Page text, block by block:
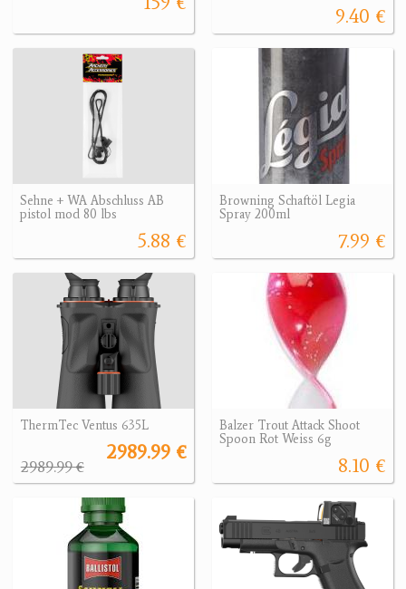
9.40 €
Sehne + WA Abschluss AB
pistol mod 80 lbs
5.88 €
Browning Schaftöl Legia
Spray 200ml
7.99 €
ThermTec Ventus 635L
2989.99 €
2989.99 €
Balzer Trout Attack Shoot
Spoon Rot Weiss 6g
8.10 €